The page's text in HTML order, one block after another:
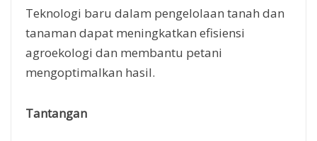
Teknologi baru dalam pengelolaan tanah dan
tanaman dapat meningkatkan efisiensi
agroekologi dan membantu petani
mengoptimalkan hasil.
Tantangan